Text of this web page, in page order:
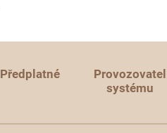
Předplatné
Provozovatel
systému